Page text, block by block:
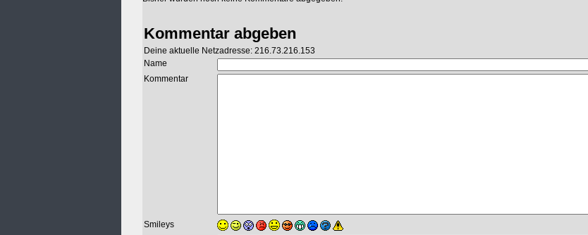
Kommentar abgeben
Deine aktuelle Netzadresse: 216.73.216.153
Name
Kommentar
Smileys